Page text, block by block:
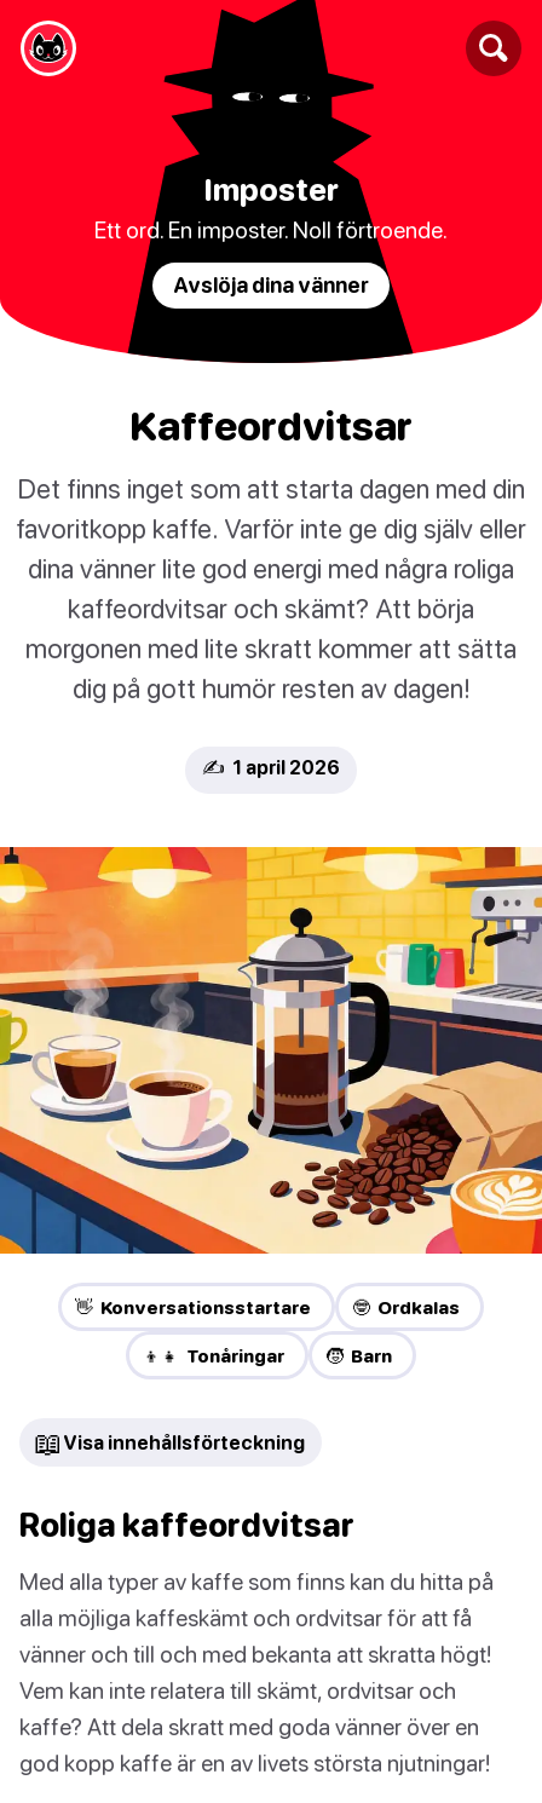
Imposter
Ett ord. En imposter. Noll förtroende.
Avslöja dina vänner
Kaffeordvitsar
Det finns inget som att starta dagen med din
favoritkopp kaffe. Varför inte ge dig själv eller
dina vänner lite god energi med några roliga
kaffeordvitsar och skämt? Att börja
morgonen med lite skratt kommer att sätta
dig på gott humör resten av dagen!
✍️ 1 april 2026
👋 Konversationsstartare 🤓 Ordkalas
👦👧 Tonåringar 🧒 Barn
📖 Visa innehållsförteckning
Roliga kaffeordvitsar
Med alla typer av kaffe som finns kan du hitta på
alla möjliga kaffeskämt och ordvitsar för att få
vänner och till och med bekanta att skratta högt!
Vem kan inte relatera till skämt, ordvitsar och
kaffe? Att dela skratt med goda vänner över en
god kopp kaffe är en av livets största njutningar!